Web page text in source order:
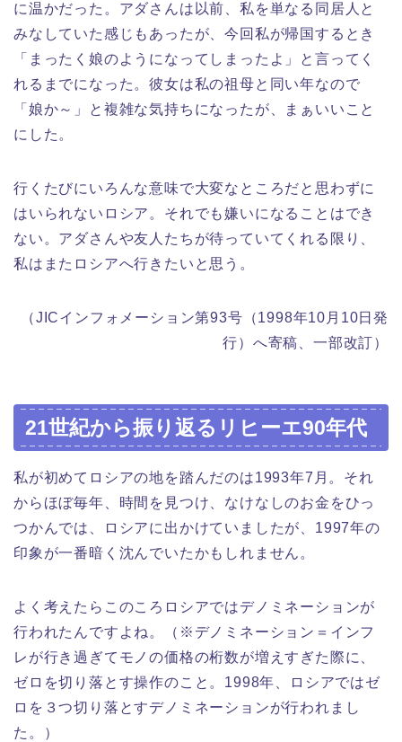
に温かだった。アダさんは以前、私を単なる同居人と
みなしていた感じもあったが、今回私が帰国するとき
「まったく娘のようになってしまったよ」と言ってく
れるまでになった。彼女は私の祖母と同い年なので
「娘か～」と複雑な気持ちになったが、まぁいいこと
にした。
行くたびにいろんな意味で大変なところだと思わずに
はいられないロシア。それでも嫌いになることはでき
ない。アダさんや友人たちが待っていてくれる限り、
私はまたロシアへ行きたいと思う。
（JICインフォメーション第93号（1998年10月10日発
行）へ寄稿、一部改訂）
21世紀から振り返るリヒーエ90年代
私が初めてロシアの地を踏んだのは1993年7月。それ
からほぼ毎年、時間を見つけ、なけなしのお金をひっ
つかんでは、ロシアに出かけていましたが、1997年の
印象が一番暗く沈んでいたかもしれません。
よく考えたらこのころロシアではデノミネーションが
行われたんですよね。（※デノミネーション＝インフ
レが行き過ぎてモノの価格の桁数が増えすぎた際に、
ゼロを切り落とす操作のこと。1998年、ロシアではゼ
ロを３つ切り落とすデノミネーションが行われまし
た。）